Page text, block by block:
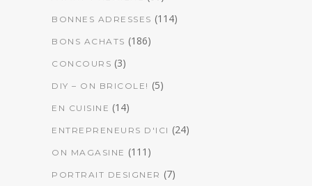
BONNES ADRESSES (114)
BONS ACHATS (186)
CONCOURS (3)
DIY – ON BRICOLE! (5)
EN CUISINE (14)
ENTREPRENEURS D'ICI (24)
ON MAGASINE (111)
PORTRAIT DESIGNER (7)